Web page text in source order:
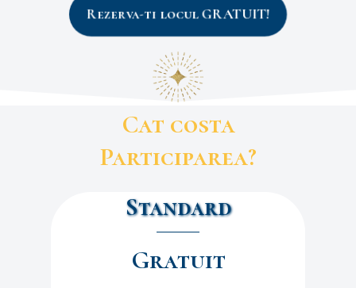
Rezerva-ti locul GRATUIT!
Cat costa
Participarea?
Standard
Gratuit